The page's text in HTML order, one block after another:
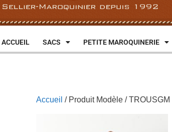
ACCUEIL SACS PETITE MAROQUINERIE
Accueil / Produit Modèle / TROUSGM